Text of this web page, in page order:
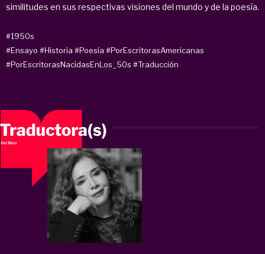
similitudes en sus respectivas visiones del mundo y de la poesía.
#1950s
#Ensayo #Historia #Poesía #PorEscritorasAmericanas
#PorEscritorasNacidasEnLos_50s #Traducción